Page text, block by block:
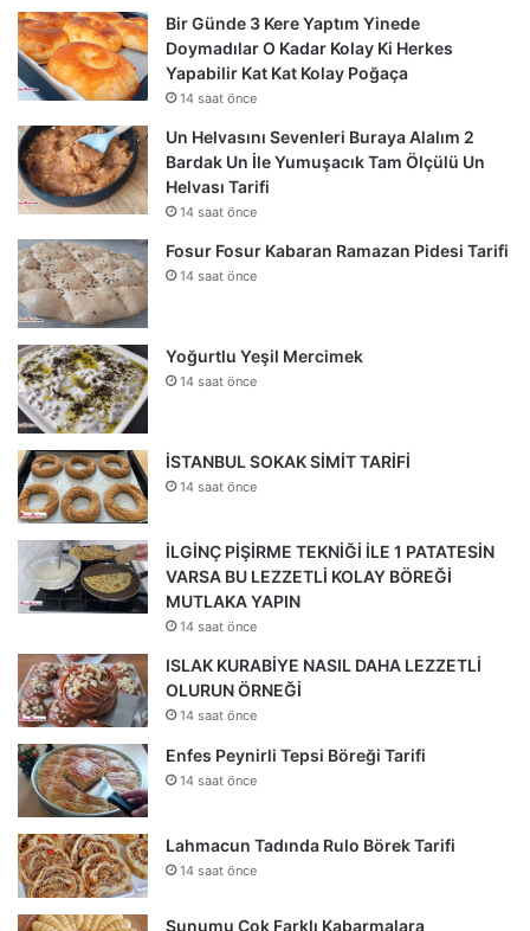
Bir Günde 3 Kere Yaptım Yinede
Doymadılar O Kadar Kolay Ki Herkes
Yapabilir Kat Kat Kolay Poğaça
14 saat önce
Un Helvasını Sevenleri Buraya Alalım 2
Bardak Un İle Yumuşacık Tam Ölçülü Un
Helvası Tarifi
14 saat önce
Fosur Fosur Kabaran Ramazan Pidesi Tarifi
14 saat önce
Yoğurtlu Yeşil Mercimek
14 saat önce
İSTANBUL SOKAK SİMİT TARİFİ
14 saat önce
İLGİNÇ PİŞİRME TEKNİĞİ İLE 1 PATATESİN
VARSA BU LEZZETLİ KOLAY BÖREĞİ
MUTLAKA YAPIN
14 saat önce
ISLAK KURABİYE NASIL DAHA LEZZETLİ
OLURUN ÖRNEĞİ
14 saat önce
Enfes Peynirli Tepsi Böreği Tarifi
14 saat önce
Lahmacun Tadında Rulo Börek Tarifi
14 saat önce
Sunumu Çok Farklı Kabarmalara